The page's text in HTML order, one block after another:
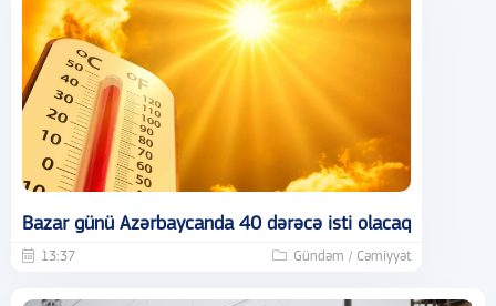
Bazar günü Azərbaycanda 40 dərəcə isti olacaq
13:37 Gündəm / Cəmiyyət